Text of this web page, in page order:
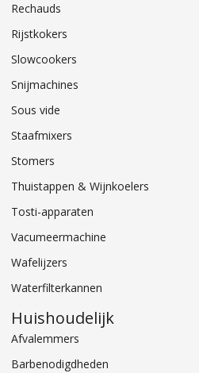
Rechauds
Rijstkokers
Slowcookers
Snijmachines
Sous vide
Staafmixers
Stomers
Thuistappen & Wijnkoelers
Tosti-apparaten
Vacumeermachine
Wafelijzers
Waterfilterkannen
Huishoudelijk
Afvalemmers
Barbenodigdheden